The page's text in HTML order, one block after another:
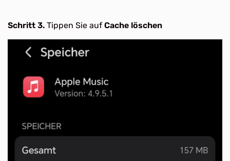
Schritt 3. Tippen Sie auf Cache löschen